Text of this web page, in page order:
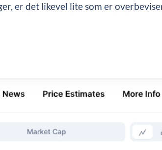
er det likevel lite som er